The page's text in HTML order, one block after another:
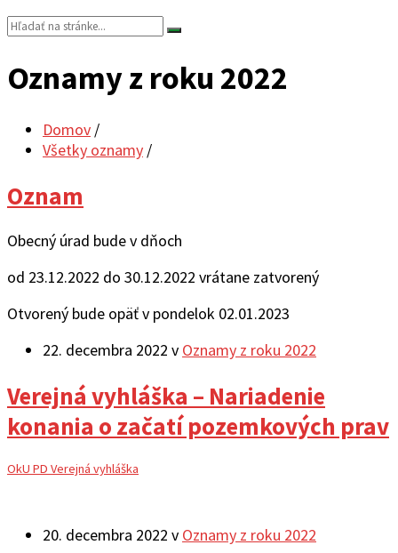
Vyhľadávanie:
Oznamy z roku 2022
Domov /
Všetky oznamy /
Oznam
Obecný úrad bude v dňoch
od 23.12.2022 do 30.12.2022 vrátane zatvorený
Otvorený bude opäť v pondelok 02.01.2023
22. decembra 2022 v Oznamy z roku 2022
Verejná vyhláška – Nariadenie
konania o začatí pozemkových prav
OkU PD Verejná vyhláška
20. decembra 2022 v Oznamy z roku 2022